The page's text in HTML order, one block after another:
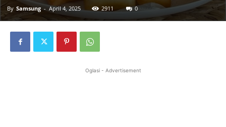
By Samsung - April 4, 2025 2911 0
Oglasi - Advertisement